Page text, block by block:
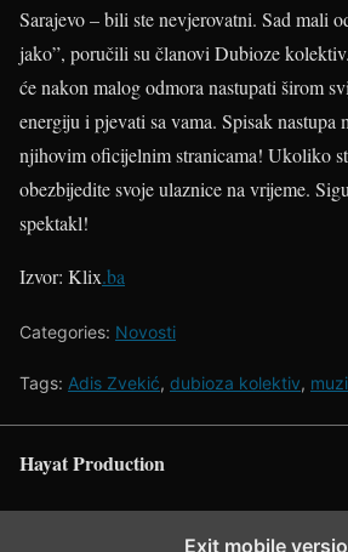
Sarajevo – bili ste nevjerovatni. Sad mali
jako”, poručili su članovi Dubioze
će nakon malog odmora nastupati širom
energiju i pjevati sa vama. Spisak nastupa
njihovim oficijelnim stranicama! Ukoliko
obezbijedite svoje ulaznice na vrijeme.
spektakl!
Izvor: Klix.ba
Categories: Novosti
Tags: Adis Zvekić, dubioza kolektiv,
Hayat Production
Exit mobile